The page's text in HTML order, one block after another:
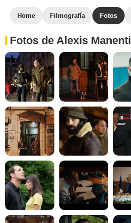
Home Filmografía Fotos
Fotos de Alexis Manenti